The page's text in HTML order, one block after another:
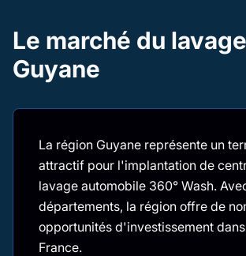
Le marché du
Guyane
La région Guyane représente un
attractif pour l'implantation de
lavage automobile 360° Wash.
départements, la région offre de
opportunités d'investissement
France.